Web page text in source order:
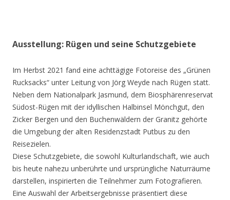
Ausstellung: Rügen und seine Schutzgebiete
Im Herbst 2021 fand eine achttägige Fotoreise des „Grünen
Rucksacks“ unter Leitung von Jörg Weyde nach Rügen statt.
Neben dem Nationalpark Jasmund, dem Biosphärenreservat
Südost-Rügen mit der idyllischen Halbinsel Mönchgut, den
Zicker Bergen und den Buchenwäldern der Granitz gehörte
die Umgebung der alten Residenzstadt Putbus zu den
Reisezielen.
Diese Schutzgebiete, die sowohl Kulturlandschaft, wie auch
bis heute nahezu unberührte und ursprüngliche Naturräume
darstellen, inspirierten die Teilnehmer zum Fotografieren.
Eine Auswahl der Arbeitsergebnisse präsentiert diese